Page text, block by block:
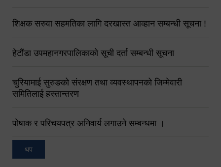
शिक्षक सरुवा सहमतिका लागि दरखास्त आव्हान सम्बन्धी सूचना !
हेटौंडा उपमहानगरपालिकाको सूची दर्ता सम्बन्धी सूचना
चुरियामाई सुरुङको संरक्षण तथा व्यवस्थापनको जिम्मेवारी
समितिलाई हस्तान्तरण
पोषाक र परिचयपत्र अनिवार्य लगाउने सम्बन्धमा ।
थप